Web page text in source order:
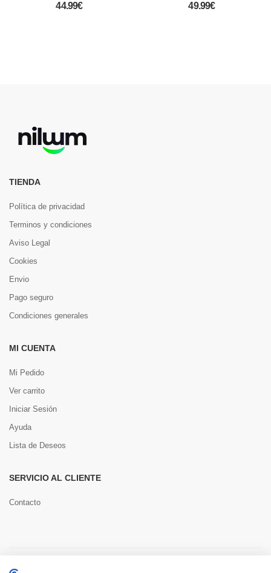
44.99€ 49.99€
TIENDA
Política de privacidad
Terminos y condiciones
Aviso Legal
Cookies
Envio
Pago seguro
Condiciones generales
MI CUENTA
Mi Pedido
Ver carrito
Iniciar Sesión
Ayuda
Lista de Deseos
SERVICIO AL CLIENTE
Contacto